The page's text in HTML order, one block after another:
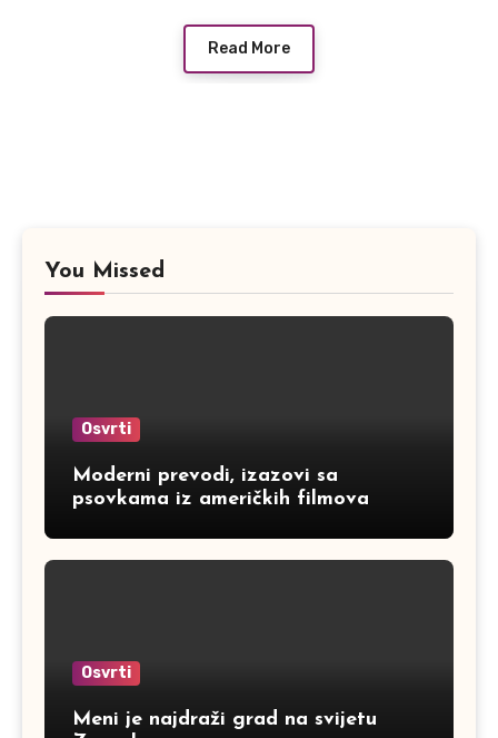
Read More
You Missed
Osvrti
Moderni prevodi, izazovi sa
psovkama iz američkih filmova
Osvrti
Meni je najdraži grad na svijetu